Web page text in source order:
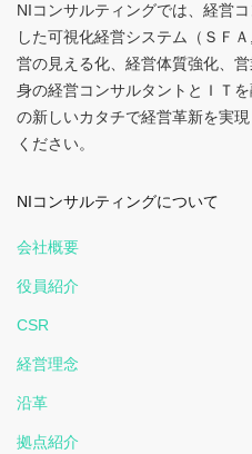
NIコンサルティングでは、経営
した可視化経営システム（ＳＦ
営の見える化、経営体質強化、
身の経営コンサルタントとＩＴ
の新しいカタチで経営革新を実
ください。
NIコンサルティングについて
会社概要
役員紹介
CSR
経営理念
沿革
拠点紹介